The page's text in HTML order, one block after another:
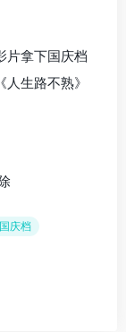
片拿下国庆档
生路不熟》
庆档